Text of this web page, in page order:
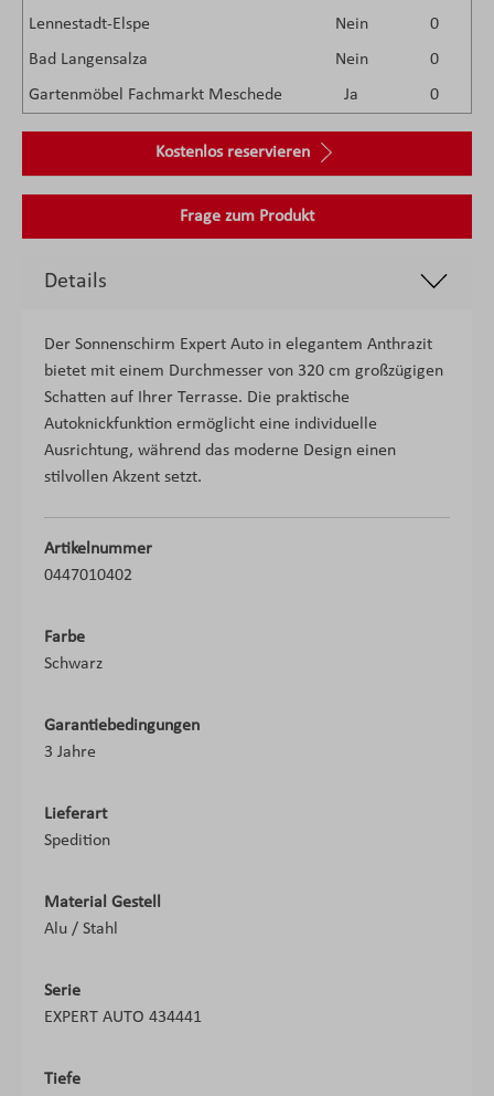
Lennestadt-Elspe
Nein
0
Bad Langensalza
Nein
0
Gartenmöbel Fachmarkt Meschede
Ja 0
Kostenlos reservieren
Frage zum Produkt
Details
Der Sonnenschirm Expert Auto in elegantem Anthrazit
bietet mit einem Durchmesser von 320 cm großzügigen
Schatten auf Ihrer Terrasse. Die praktische
Autoknickfunktion ermöglicht eine individuelle
Ausrichtung, während das moderne Design einen
stilvollen Akzent setzt.
Artikelnummer
0447010402
Farbe
Schwarz
Garantiebedingungen
3 Jahre
Lieferart
Spedition
Material Gestell
Alu / Stahl
Serie
EXPERT AUTO 434441
Tiefe